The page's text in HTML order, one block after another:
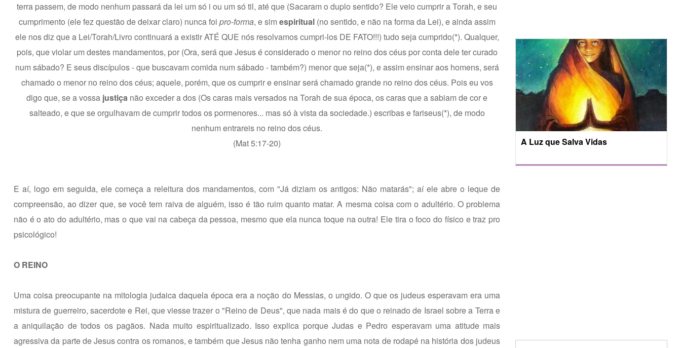
terra passem, de modo nenhum passará da lei um só i ou um só til, até que (Sacaram o duplo sentido? Ele veio cumprir a Torah, e seu
cumprimento (ele fez questão de deixar claro) nunca foi pro-forma, e simespiritual(no sentido, e não na forma da Lei), e ainda assim
ele nos diz que a Lei/Torah/Livro continuará a existir ATÉ QUE nós resolvamos cumpri-los DE FATO!!!) tudo seja cumprido(*). Qualquer,
pois, que violar um destes mandamentos, por (Ora, será que Jesus é considerado o menor no reino dos céus por conta dele ter curado
num sábado? E seus discípulos - que buscavam comida num sábado - também?) menor que seja(*), e assim ensinar aos homens, será
chamado o menor no reino dos céus; aquele, porém, que os cumprir e ensinar será chamado grande no reino dos céus. Pois eu vos
digo que, se a vossa justiça não exceder a dos (Os caras mais versados na Torah de sua época, os caras que a sabiam de cor e
salteado, e que se orgulhavam de cumprir todos os pormenores... mas só à vista da sociedade.) escribas e fariseus(*), de modo
nenhum entrareis no reino dos céus.
(Mat 5:17-20)
E aí, logo em seguida, ele começa a releitura dos mandamentos, com "Já diziam os antigos: Não matarás"; aí ele abre o leque de
compreensão, ao dizer que, se você tem raiva de alguém, isso é tão ruim quanto matar. A mesma coisa com o adultério. O problema
não é o ato do adultério, mas o que vai na cabeça da pessoa, mesmo que ela nunca toque na outra! Ele tira o foco do físico e traz pro
psicológico!
O REINO
Uma coisa preocupante na mitologia judaica daquela época era a noção do Messias, o ungido. O que os judeus esperavam era uma
mistura de guerreiro, sacerdote e Rei, que viesse trazer o "Reino de Deus", que nada mais é do que o reinado de Israel sobre a Terra e
a aniquilação de todos os pagãos. Nada muito espiritualizado. Isso explica porque Judas e Pedro esperavam uma atitude mais
agressiva da parte de Jesus contra os romanos, e também que Jesus não tenha ganho nem uma nota de rodapé na história dos judeus
A Luz que Salva Vidas